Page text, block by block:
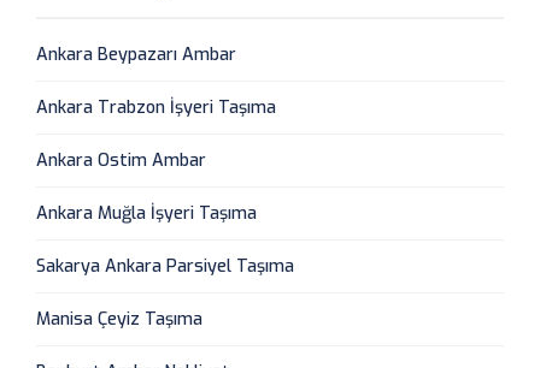
Ankara Beypazarı Ambar
Ankara Trabzon İşyeri Taşıma
Ankara Ostim Ambar
Ankara Muğla İşyeri Taşıma
Sakarya Ankara Parsiyel Taşıma
Manisa Çeyiz Taşıma